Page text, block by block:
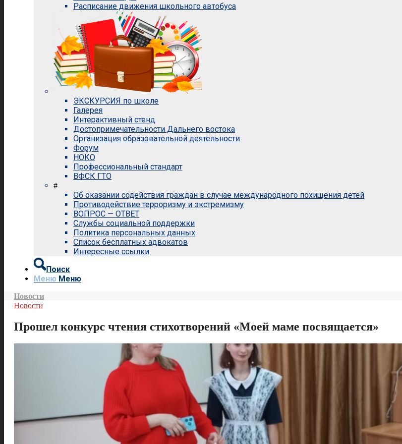
Расписание движения школьного автобуса
ЭКСКУРСИЯ по школе
Галерея
Интерактивный стенд
Достопримечательности Дальнего востока
Организация образовательной деятельности
Форум
НОКО
Профессиональный стандарт
ВФСК ГТО
#
Об оказании содействия граждан в случае международного похищения детей
Противодействие терроризму и экстремизму
ВОПРОС — ОТВЕТ
Службы социальной поддержки
Политика персональных данных
Список бесплатных адвокатов
Интересные ссылки
Поиск
Меню Меню
Новости
Новости
Прошел конкурс чтения стихотворений «Моей маме посвящается»